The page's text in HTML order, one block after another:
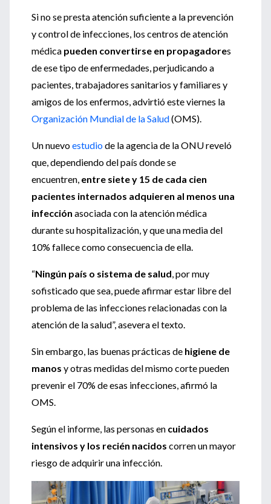
Si no se presta atención suficiente a la prevención
y control de infecciones, los centros de atención
médica pueden convertirse en propagadores
de ese tipo de enfermedades, perjudicando a
pacientes, trabajadores sanitarios y familiares y
amigos de los enfermos, advirtió este viernes la
Organización Mundial de la Salud(OMS).
Un nuevoestudiode la agencia de la ONU reveló
que, dependiendo del país donde se
encuentren, entre siete y 15 de cada cien
pacientes internados adquieren al menos una
infección asociada con la atención médica
durante su hospitalización, y que una media del
10% fallece como consecuencia de ella.
“Ningún país o sistema de salud, por muy
sofisticado que sea, puede afirmar estar libre del
problema de las infecciones relacionadas con la
atención de la salud”, asevera el texto.
Sin embargo, las buenas prácticas de higiene de
manos y otras medidas del mismo corte pueden
prevenir el 70% de esas infecciones, afirmó la
OMS.
Según el informe, las personas en cuidados
intensivos y los recién nacidos corren un mayor
riesgo de adquirir una infección.